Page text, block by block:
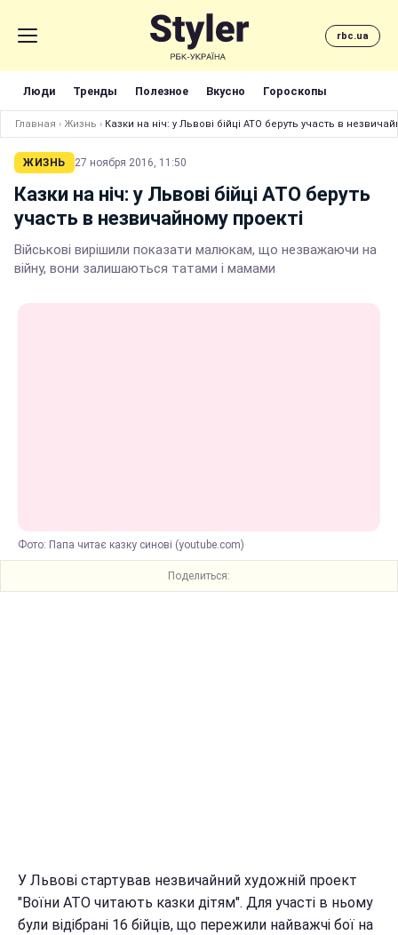
rbc.ua
Люди Тренды Полезное Вкусно Гороскопы
Главная › Жизнь › Казки на ніч: у Львові бійці АТО беруть участь в
ЖИЗНЬ 27 ноября 2016, 11:50
Казки на ніч: у Львові бійці АТО беруть
участь в незвичайному проекті
Військові вирішили показати малюкам, що незважаючи на
війну, вони залишаються татами і мамами
Фото: Папа читає казку синові (youtube.com)
Поделиться:
У Львові стартував незвичайний художній проект
"Воїни АТО читають казки дітям". Для участі в ньому
були відібрані 16 бійців, що пережили найважчі бої на